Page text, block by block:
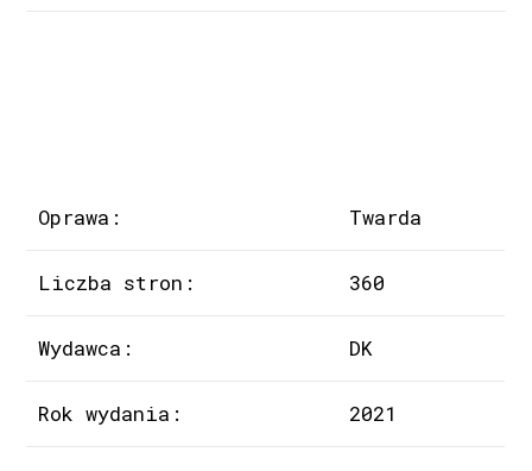
Oprawa: Twarda
Liczba stron: 360
Wydawca: DK
Rok wydania: 2021